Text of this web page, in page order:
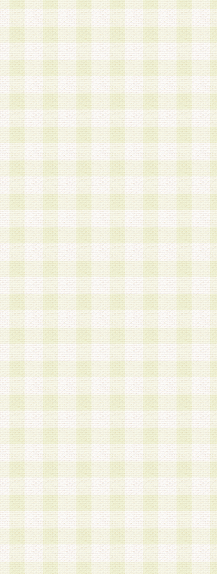
a.既に登録されている会員と同一のメールアドレ
録する場合
b.本サービスと同様のサービスを提供している企
業に従事していると思われる本人またはその家族
場合
c.その他当社が不適切と判断する場合
2.当社は、会員登録希望者を会員として承認する
した 場合、会員登録希望者による会員登録手続
による承認後の場合であっても、会員登録の取り
の抹消を、当社が適切と判 断する方法・手段に
とができるものとします。
3.会員登録希望者が18歳未満、成年被後見人、被
人 である場合は、親権者などの法定代理人の同
録を行うものとします。なお、義務教育学齢に該
者については、登録時に 当社が別途定める方法
権者による承認手続きを行うものとします。
第3条 会員の登録方法
1.会員登録手続きは、会員登録希望者本人が行う
る登録は一切認められないものとします。
2.会員登録希望者は、本規約に同意の後、当社指
画 面」において、当社が指定する必要事項を入
を行うものとします。当社は、会員登録を承認し
会員として本サービスを 受けるためのログイン
を付与します。
3.会員は、会員登録の際に申告する登録情報の全
いかなる虚偽の申告をも行ってはならないものと
4.会員は、複数のログインＩＤおよびパスワード
いものとします。
第4条 ログインIDおよびパスワードの管理
1.会員は、会員登録後、本サイト内にて本サービ
加する際には、前条に基づき当社から付与された
スワードを使用するものとします。
2.登録の際に当社が付与したログインIDおよびパ
の使用に関しては、全て会員本人がその責任を負
3.会員は、当社から付与されたログインIDおよび
貸与、名義変更、売買その他形態を問わず第三者
ならないものとします。
4.当社は、会員によるログインIDおよびパスワー
盗用など第三者の利用に伴う損害の発生について
き事由の有無、その他原因の如何を問わず、一切